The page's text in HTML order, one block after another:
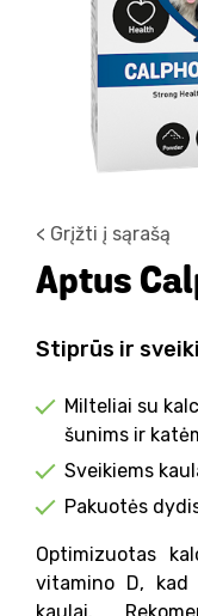
< Grįžti į sąrašą
Aptus
Stiprūs ir
Milteliai su
šunims ir
Sveikiems
Pakuotės
Optimizuotas
vitamino D,